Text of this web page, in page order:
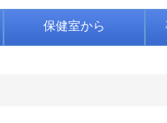
保健室から